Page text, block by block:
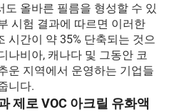
올바른 필름을 형성할 수 있
시험 결과에 따르면 이러한
시간이 약 35% 단축되는 것으
나비아, 캐나다 및 그동안 코
운 지역에서 운영하는 기업들
니다.
제로 VOC 아크릴 유화액